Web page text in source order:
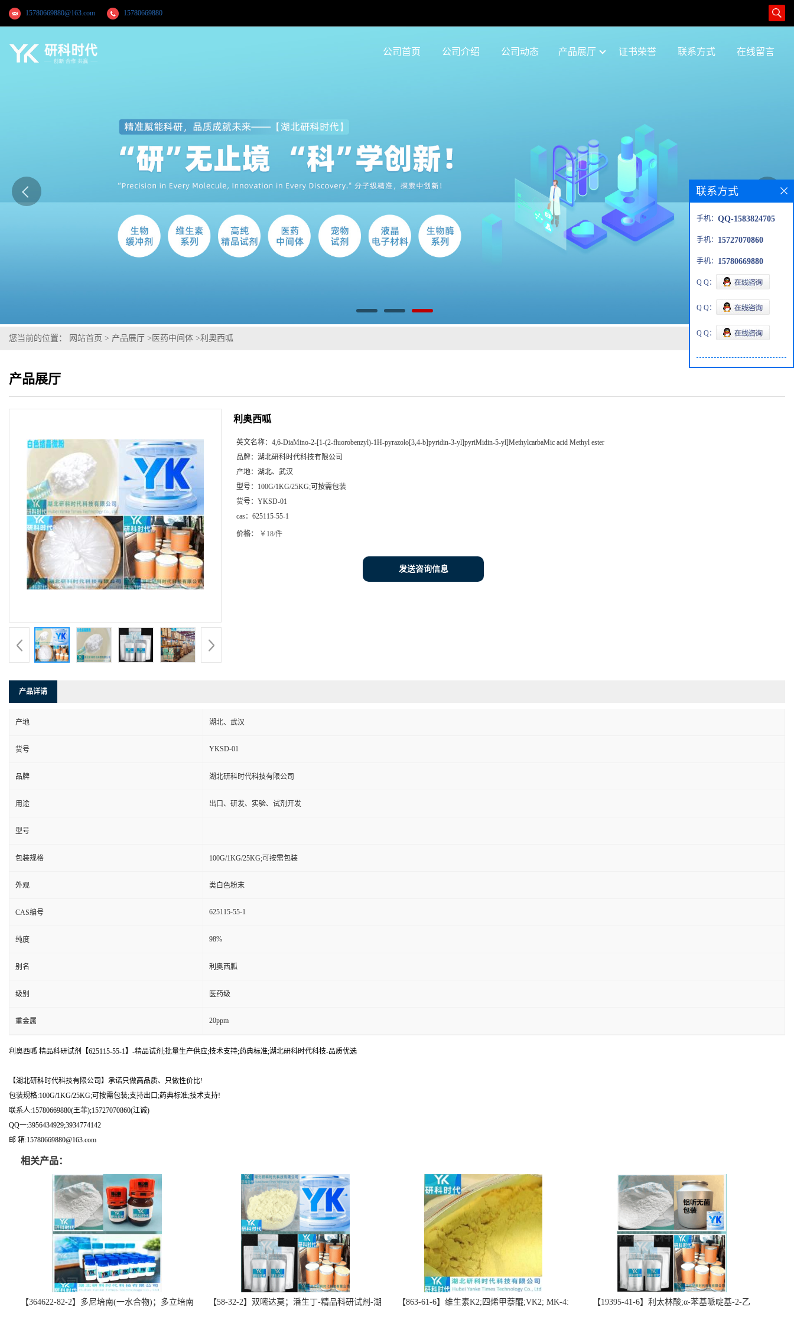
15780669880@163.com 15780669880
公司首页 公司介绍 公司动态 产品展厅 证书荣誉 联系方式 在线留言
您当前的位置： 网站首页 > 产品展厅 > 医药中间体 >利奥西呱
产品展厅
利奥西呱
英文名称： 4,6-DiaMino-2-[1-(2-fluorobenzyl)-1H-pyrazolo[3,4-b]pyridin-3-yl]pyriMidin-5-yl]MethylcarbaMic acid Methyl ester
品牌： 湖北研科时代科技有限公司
产地： 湖北、武汉
型号： 100G/1KG/25KG;可按需包装
货号： YKSD-01
cas： 625115-55-1
价格： ￥18/件
发送咨询信息
产品详请
产地 湖北、武汉
货号 YKSD-01
品牌 湖北研科时代科技有限公司
用途 出口、研发、实验、试剂开发
型号
包装规格 100G/1KG/25KG;可按需包装
外观 类白色粉末
CAS编号 625115-55-1
纯度 98%
别名 利奥西胍
级别 医药级
重金属 20ppm
利奥西呱 精品科研试剂【625115-55-1】-精品试剂;批量生产供应;技术支持;药典标准;湖北研科时代科技-品质优选
【湖北研科时代科技有限公司】承诺只做高品质、只做性价比!
包装规格:100G/1KG/25KG;可按需包装;支持出口;药典标准;技术支持!
联系人:15780669880(王菲);15727070860(江诚)
QQ一:3956434929;3934774142
邮 箱:15780669880@163.com
相关产品：
【364622-82-2】多尼培南(一水合物)；多立培南
【58-32-2】双嘧达莫；潘生丁-精品科研试剂-湖
【863-61-6】维生素K2;四烯甲萘醌;VK2; MK-4:
【19395-41-6】利太林酸;α-苯基哌啶基-2-乙
联系方式
手机： QQ-1583824705
手机： 15727070860
手机： 15780669880
Q Q：
Q Q：
Q Q：